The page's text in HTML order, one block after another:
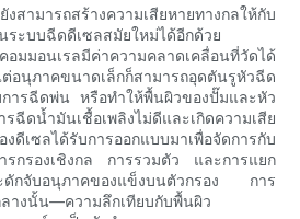
ามารถสร้างความเสียหายทางกลให้กับ
ะบบฉีดดีเซลสมัยใหม่ได้อีกด้วย
มมอนเรลมีค่าความคลาดเคลื่อนที่วัดได้
นุภาคขนาดเล็กก็สามารถอุดตันรูหัวฉีด
ารฉีดพ่น หรือทำให้พื้นผิวของปั๊มและหัว
ดน้ำมันเชื้อเพลิงไม่ดีและเกิดความเสีย
ดีเซลได้รับการออกแบบมาเพื่อจัดการกับ
รกรองเชิงกล การรวมตัว และการแยก
กจับอนุภาคของแข็งบนตัวกรอง การ
างนั้น—ความลึกเทียบกับพื้นผิว